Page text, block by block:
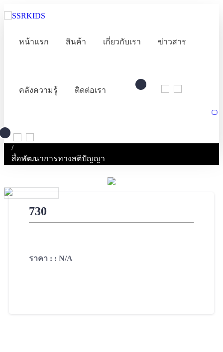
หน้าแรก สินค้า เกี่ยวกับเรา ข่าวสาร
คลังความรู้ ติดต่อเรา
/
สื่อพัฒนาการทางสติปัญญา
730
ราคา : : N/A